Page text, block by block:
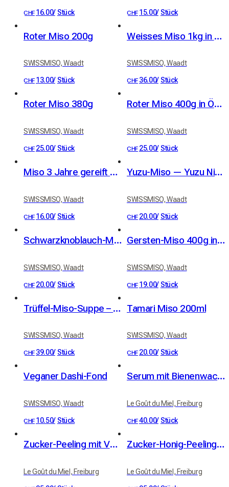
CHF 16.00/ Stück CHF 15.00/ Stück
Roter Miso 200g
SWISSMISO, Waadt
CHF 13.00/ Stück
Weisses Miso 1kg in Öko-Verpackung
SWISSMISO, Waadt
CHF 36.00/ Stück
Roter Miso 380g
SWISSMISO, Waadt
CHF 25.00/ Stück
Roter Miso 400g in Öko-Verpackung
SWISSMISO, Waadt
CHF 25.00/ Stück
Miso 3 Jahre gereift 200g
SWISSMISO, Waadt
CHF 16.00/ Stück
Yuzu-Miso — Yuzu Niels Rodin, 70g
SWISSMISO, Waadt
CHF 20.00/ Stück
Schwarzknoblauch-Miso 70g
SWISSMISO, Waadt
CHF 20.00/ Stück
Gersten-Miso 400g in Öko-Verpackung
SWISSMISO, Waadt
CHF 19.00/ Stück
Trüffel-Miso-Suppe – 8 Stück
SWISSMISO, Waadt
CHF 39.00/ Stück
Tamari Miso 200ml
SWISSMISO, Waadt
CHF 20.00/ Stück
Veganer Dashi-Fond
SWISSMISO, Waadt
CHF 10.50/ Stück
Serum mit Bienenwachs, Bio-Aprikosen- und Bio-Jojobaöl
Le Goût du Miel, Freiburg
CHF40.00/ Stück
Zucker-Peeling mit Verbene und Bio-Sheabutter
Le Goût du Miel, Freiburg
Zucker-Honig-Peeling aus unseren Bienenständen - Duft Honig-Zitrone
Le Goût du Miel, Freiburg